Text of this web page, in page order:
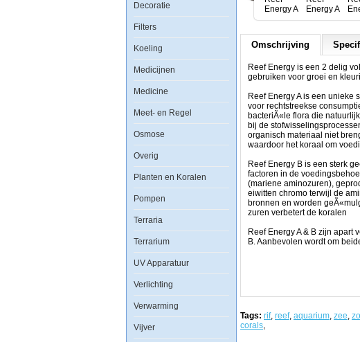
Decoratie
Filters
Koeling
Medicijnen
Medicine
Meet- en Regel
Osmose
Overig
Planten en Koralen
Pompen
Terraria
Terrarium
UV Apparatuur
Verlichting
Verwarming
Vijver
Energy
delig
volledige
voedingssamenstelling
dat
alle
energie,
aminozuren
en
die
koralen
gebruiken
voor
groei
en
geeft.
unieke
van
koolhydraten,
Omschrijving
Reef Energy is een 2 delig
gebruiken voor groei en
Reef Energy A is een
voor rechtstreekse
bacteriÃ«le flora die
bij de
organisch materiaal niet
waardoor het koraal om
Reef Energy B is een sterk
factoren in de
(mariene aminozuren),
eiwitten chromo terwijl de
bronnen en worden
zuren verbetert de koralen
Reef Energy A & B zijn apart
B. Aanbevolen wordt om
Tags: rif, reef, aquarium, zee,
corals,